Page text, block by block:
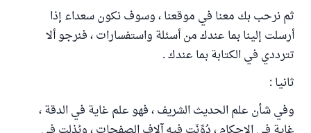
ثم نرحب بك معنا في موقعنا ، وسوف نكون سعداء إذا
أرسلت إلينا بما عندك من أسئلة واستفسارات ، فنرجو ألا
تترددي في الكتابة بما عندك .
ثانيا :
وفي شأن علم الحديث الشريف ، فهو علم غاية في الدقة ،